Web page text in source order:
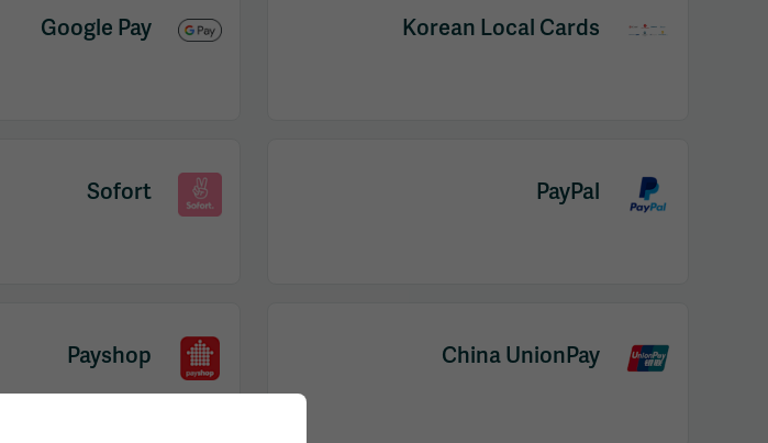
Korean Local Cards
Google Pay
PayPal
Sofort
China UnionPay
Payshop